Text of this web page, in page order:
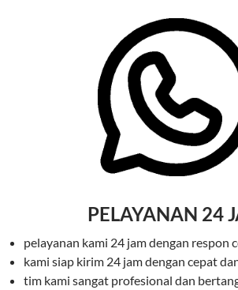
PELAYANAN 24
pelayanan kami 24 jam dengan respon
kami siap kirim 24 jam dengan cepat
tim kami sangat profesional dan